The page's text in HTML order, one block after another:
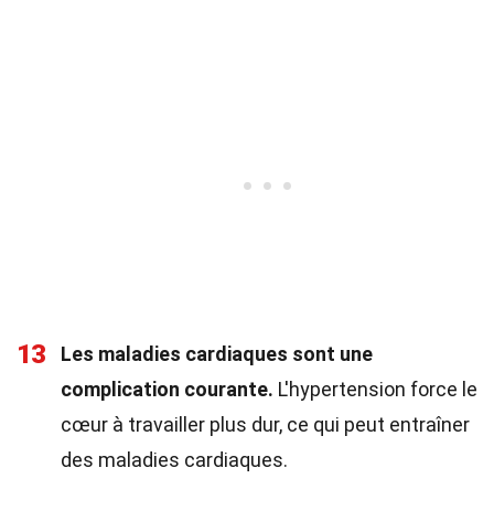
13
Les maladies cardiaques sont une
complication courante. L'hypertension force le
cœur à travailler plus dur, ce qui peut entraîner
des maladies cardiaques.